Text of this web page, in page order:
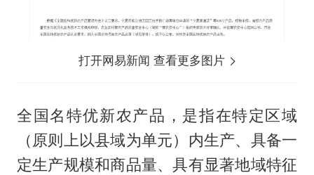
打开网易新闻 查看更多图片
全国名特优新农产品，是指在特定区域
（原则上以县域为单元）内生产、具备一
定生产规模和商品量、具有显著地域特征